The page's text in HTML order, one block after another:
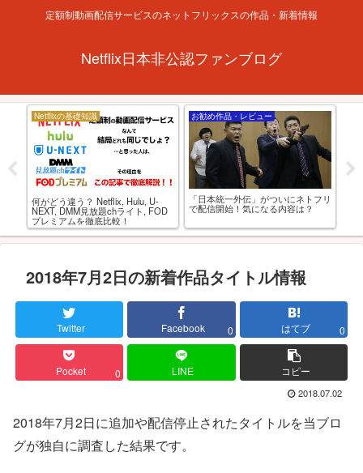
定額制動画配信サービスのネットフリックスの作品・新着情報
Netflix日本非公認ファンブログ
Netflixの基礎知識
何がどう違う？ Netflix, Hulu, U-
NEXT, DMM見放題chライト, FOD
プレミアムを徹底比較！
お勧め作品・レビュー
「日本統一外伝」がついにネトフリ
で配信開始！気になる内容は？
2018年7月2日の新着作品タイトル情報
Twitter Facebook 0 はてブ 0
Pocket 0 LINE コピー
2018.07.02
2018年7月2日に追加や配信停止されたタイトルを当ブロ
グが独自に調査した結果です。